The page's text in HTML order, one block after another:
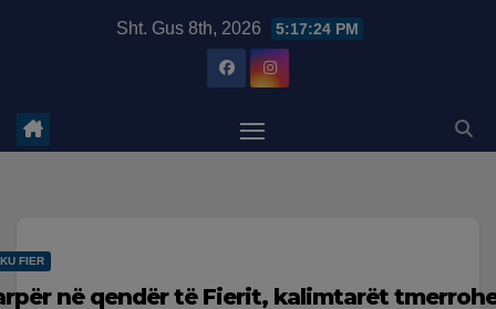
Sht. Gus 8th, 2026 5:17:24 PM
FIER
në qendër të Fierit, kalimtarët